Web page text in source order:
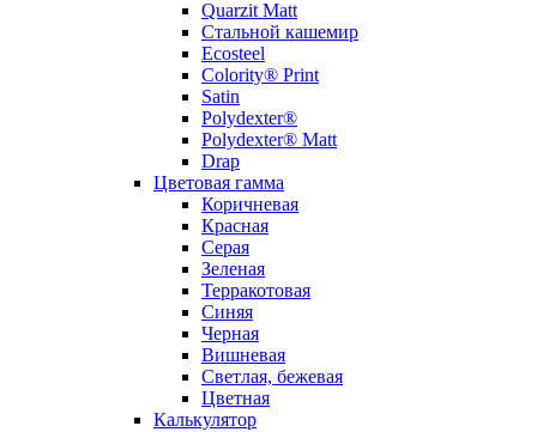
Quarzit Matt
Стальной кашемир
Ecosteel
Colority® Print
Satin
Polydexter®
Polydexter® Matt
Drap
Цветовая гамма
Коричневая
Красная
Серая
Зеленая
Терракотовая
Синяя
Черная
Вишневая
Светлая, бежевая
Цветная
Калькулятор